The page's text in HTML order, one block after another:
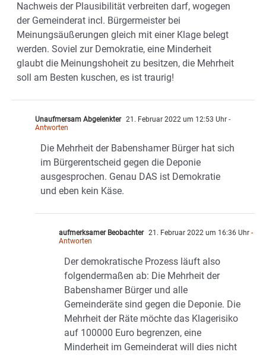
Nachweis der Plausibilität verbreiten darf, wogegen
der Gemeinderat incl. Bürgermeister bei
Meinungsäußerungen gleich mit einer Klage belegt
werden. Soviel zur Demokratie, eine Minderheit
glaubt die Meinungshoheit zu besitzen, die Mehrheit
soll am Besten kuschen, es ist traurig!
Unaufmersam Abgelenkter 21. Februar 2022 um 12:53 Uhr -
Antworten
Die Mehrheit der Babenshamer Bürger hat sich
im Bürgerentscheid gegen die Deponie
ausgesprochen. Genau DAS ist Demokratie
und eben kein Käse.
aufmerksamer Beobachter 21. Februar 2022 um 16:36 Uhr -
Antworten
Der demokratische Prozess läuft also
folgendermaßen ab: Die Mehrheit der
Babenshamer Bürger und alle
Gemeinderäte sind gegen die Deponie. Die
Mehrheit der Räte möchte das Klagerisiko
auf 100000 Euro begrenzen, eine
Minderheit im Gemeinderat will dies nicht